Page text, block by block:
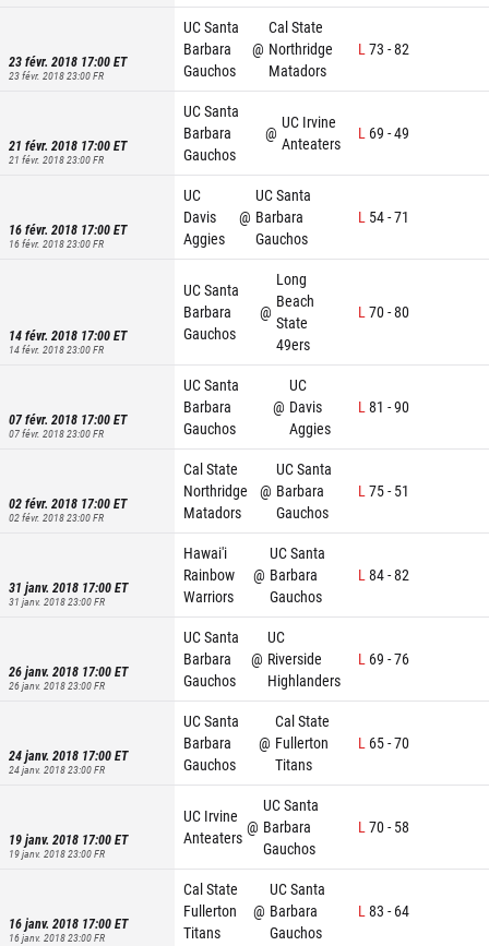
23 févr. 2018 17:00ET
23 févr. 2018 23:00FR
UC Santa
Barbara
Gauchos
@
Cal State
Northridge
Matadors
L73 -82
21 févr. 2018 17:00ET
21 févr. 2018 23:00FR
UC Santa
Barbara
Gauchos
@
UC Irvine
Anteaters
L 69 -49
16 févr. 2018 17:00ET
16 févr. 2018 23:00FR
UC
Davis
Aggies
@
UC Santa
Barbara
Gauchos
L 54-71
14 févr. 2018 17:00ET
14 févr. 2018 23:00FR
UC Santa
Barbara
Gauchos
@
Long
Beach
State
49ers
L70-80
07 févr. 2018 17:00ET
07 févr. 2018 23:00FR
UC Santa
Barbara
Gauchos
@
UC
Davis
Aggies
L81 -90
02 févr. 2018 17:00ET
02 févr. 2018 23:00FR
Cal State
Northridge
Matadors
@
UC Santa
Barbara
Gauchos
L75- 51
31 janv. 2018 17:00ET
31 janv. 2018 23:00FR
Hawai'i
Rainbow
Warriors
@
UC Santa
Barbara
Gauchos
L84-82
26 janv. 2018 17:00ET
26 janv. 2018 23:00FR
UC Santa
Barbara
Gauchos
@
UC
Riverside
Highlanders
L 69 -76
24 janv. 2018 17:00ET
24 janv. 2018 23:00FR
UC Santa
Barbara
Gauchos
@
Cal State
Fullerton
Titans
L 65-70
19 janv. 2018 17:00ET
19 janv. 2018 23:00FR
UC Irvine
Anteaters
@
UC Santa
Barbara
Gauchos
L70- 58
16 janv. 2018 17:00ET
16 janv. 2018 23:00FR
Cal State
Fullerton
Titans
@
UC Santa
Barbara
Gauchos
L83 - 64